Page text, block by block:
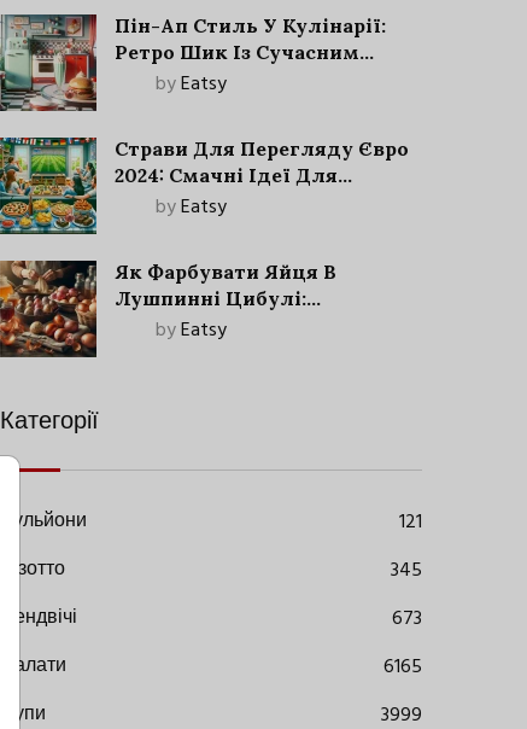
Пін-Ап Стиль У Кулінарії:
Ретро Шик Із Сучасним
Акцентом
byEatsy
Страви Для Перегляду Євро
2024: Смачні Ідеї Для
Футбольного Свята
byEatsy
Як Фарбувати Яйця В
Лушпинні Цибулі:
Старовинний Метод З
byEatsy
Категорії
Бульйони
121
Різотто
345
Сендвічі
673
Салати
6165
Супи
3999